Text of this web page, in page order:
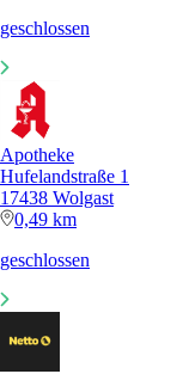
geschlossen
Apotheke
Hufelandstraße 1
17438 Wolgast
0,49 km
geschlossen